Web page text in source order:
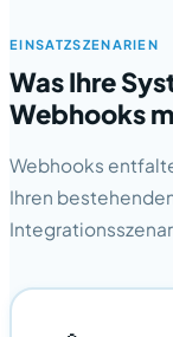
EINSATZSZENARIEN
Was Ihre
Webhooks
Webhooks
Ihren